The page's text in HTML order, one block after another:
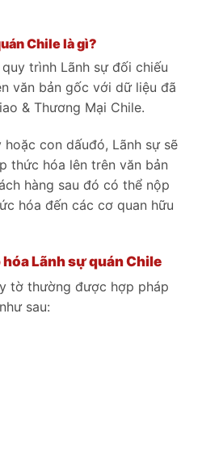
Chile là gì?
trình Lãnh sự đối chiếu
văn bản gốc với dữ liệu đã
& Thương Mại Chile.
con dấuđó, Lãnh sự sẽ
thức hóa lên trên văn bản
hàng sau đó có thể nộp
hóa đến các cơ quan hữu
Lãnh sự quán Chile
tờ thường được hợp pháp
sau: